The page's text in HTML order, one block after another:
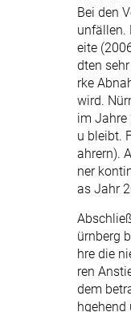
Bei den
unfällen.
eite
dten
rke
wird.
im Jahre
u bleibt.
ahrern).
ner
as Jahr
ürnberg
hre die
ren
dem
hgehend